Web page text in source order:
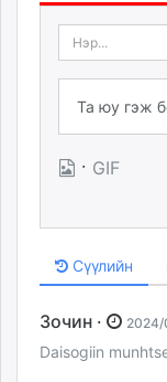
· GIF
Сүүлийн
Зочин ·
Daisogiin